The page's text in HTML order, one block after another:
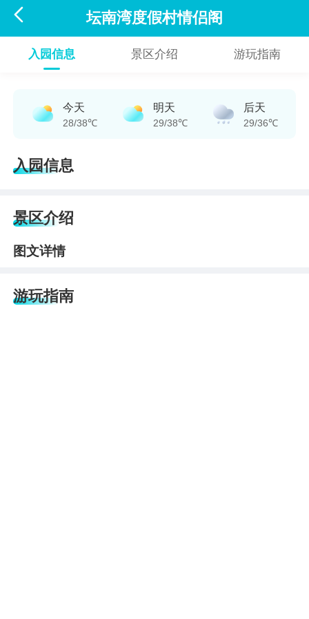
 坛南湾度假村情侣阁
入园信息 景区介绍 游玩指南
今天
28/38℃
明天
29/38℃
后天
29/36℃
入园信息
景区介绍
图文详情
游玩指南